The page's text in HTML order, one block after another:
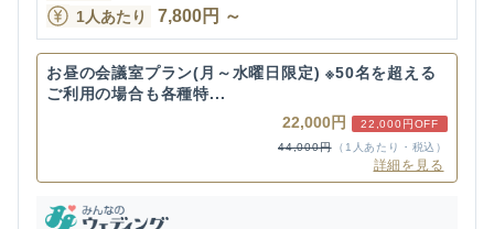
1人あたり 7,800円 ～
お昼の会議室プラン(月～水曜日限定) ※50名を超える
ご利用の場合も各種特...
22,000円
22,000円OFF
44,000円
（1人あたり・税込）
詳細を見る